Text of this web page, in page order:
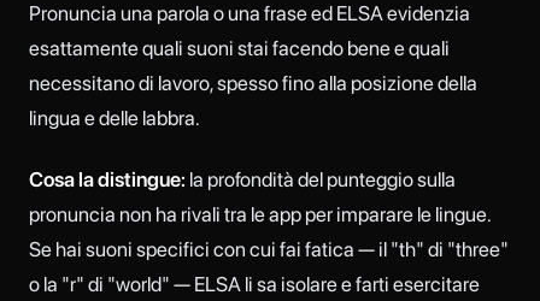
Pronuncia una parola o una frase ed ELSA evidenzia
esattamente quali suoni stai facendo bene e quali
necessitano di lavoro, spesso fino alla posizione della
lingua e delle labbra.
Cosa la distingue: la profondità del punteggio sulla
pronuncia non ha rivali tra le app per imparare le lingue.
Se hai suoni specifici con cui fai fatica — il "th" di "three"
o la "r" di "world" — ELSA li sa isolare e farti esercitare